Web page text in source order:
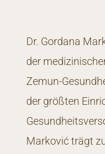
Dr. Gordana
der
Zemun-
der größten
Marković trägt